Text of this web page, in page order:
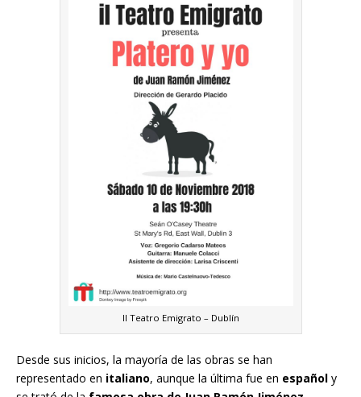
Il Teatro Emigrato – Dublín
Desde sus inicios, la mayoría de las obras se han
representado en italiano, aunque la última fue en español y